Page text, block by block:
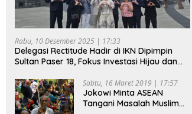
Rabu, 10 Desember 2025 | 17:33
Delegasi Rectitude Hadir di IKN Dipimpin
Sultan Paser 18, Fokus Investasi Hijau dan
Sabtu, 16 Maret 2019 | 17:57
Jokowi Minta ASEAN
Tangani Masalah Muslim